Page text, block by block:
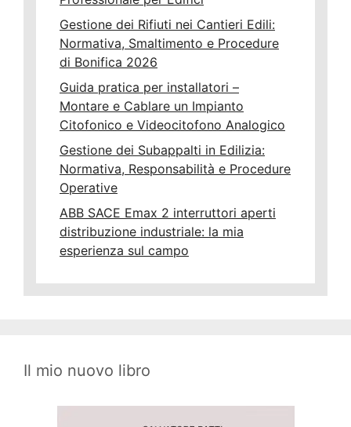
Gestione dei Rifiuti nei Cantieri Edili:
Normativa, Smaltimento e Procedure
di Bonifica 2026
Guida pratica per installatori –
Montare e Cablare un Impianto
Citofonico e Videocitofono Analogico
Gestione dei Subappalti in Edilizia:
Normativa, Responsabilità e Procedure
Operative
ABB SACE Emax 2 interruttori aperti
distribuzione industriale: la mia
esperienza sul campo
Il mio nuovo libro